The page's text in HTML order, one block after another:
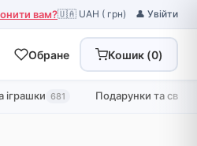
вам?🇺🇦 UAH ( грн) 👤 Увійти
Обране Кошик (0)
іграшки 681 Подарунки та свята